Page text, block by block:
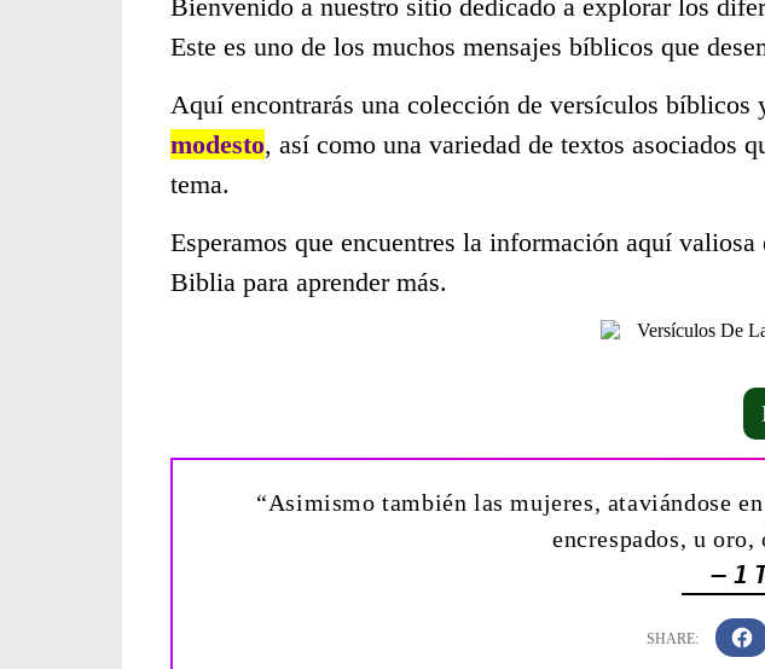
Bienvenido a nuestro sitio dedicado a explorar los
Este es uno de los muchos mensajes bíblicos que
Aquí encontrarás una colección de versículos bíblicos
modesto, así como una variedad de textos asociados
tema.
Esperamos que encuentres la información aquí
Biblia para aprender más.
“Asimismo también las mujeres, ataviándose
encrespados, u oro,
— 1